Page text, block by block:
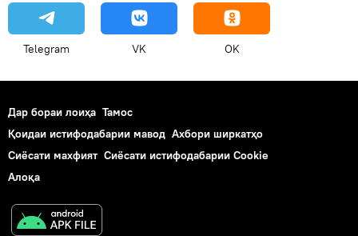
Telegram VK OK
Дар бораи лоиҳа Тамос
Қоидаи истифодабарии мавод Ахбори ширкатҳо
Сиёсати махфият Сиёсати истифодабарии Cookie
Алоқа